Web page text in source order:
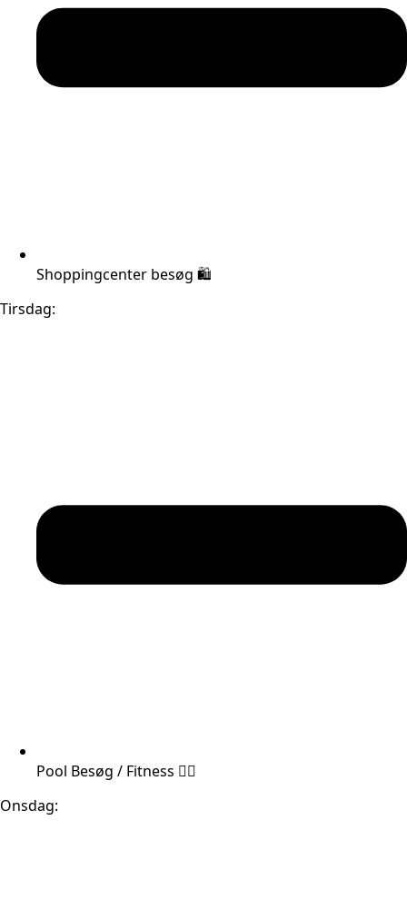
Shoppingcenter besøg 🛍️
Tirsdag:
Pool Besøg / Fitness 🏊‍♂️
Onsdag: